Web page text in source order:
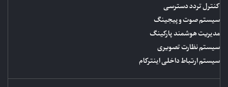
کنترل تردد دسترسی
سیستم صوت و پیجینگ
مدیریت هوشمند پارکینگ
سیستم نظارت تصویری
سیستم ارتباط داخلی اینترکام